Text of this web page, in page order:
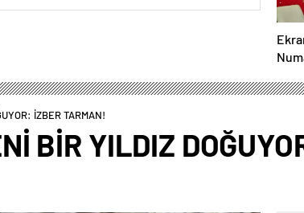
İZBER TARMAN!
BİR YILDIZ